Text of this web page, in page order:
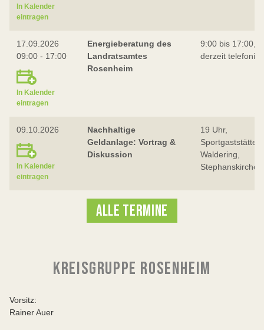
In Kalender
eintragen
17.09.2026
09:00 - 17:00
In Kalender
eintragen
Energieberatung des
Landratsamtes
Rosenheim
9:00 bis 17:00,
derzeit
09.10.2026
In Kalender
eintragen
Nachhaltige
Geldanlage: Vortrag &
Diskussion
19 Uhr,
Sportgaststätte
Waldering,
Stephanskirchen
ALLE TERMINE
KREISGRUPPE ROSENHEIM
Vorsitz:
Rainer Auer